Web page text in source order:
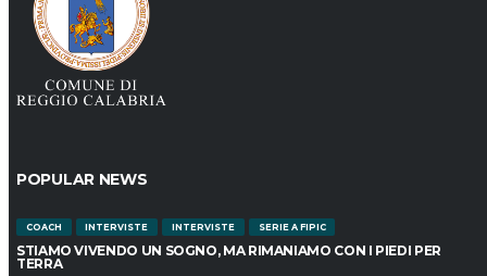
POPULAR NEWS
COACH INTERVISTE INTERVISTE SERIE A FIPIC
STIAMO VIVENDO UN SOGNO, MA RIMANIAMO CON I PIEDI PER
TERRA